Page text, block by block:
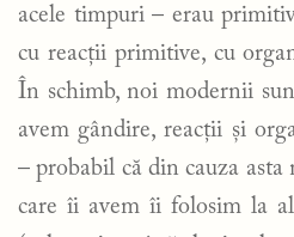
acele timpuri – erau
cu reacții primitive, cu
În schimb, noi modernii
avem gândire, reacții și
– probabil că din cauza
care îi avem îi folosim la